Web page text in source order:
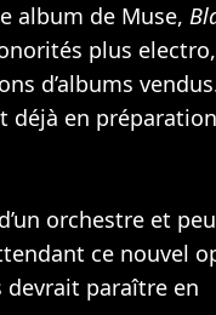
album de Muse,
plus
d’albums
déjà en
orchestre et
ce nouvel
devrait paraître en